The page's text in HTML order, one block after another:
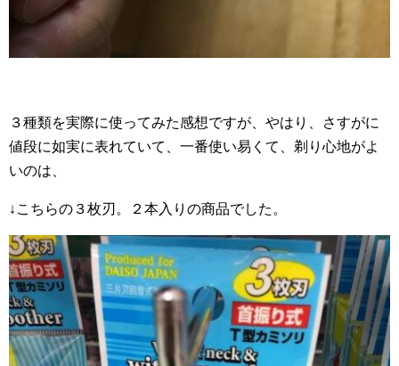
３種類を実際に使ってみた感想ですが、やはり、さすがに
値段に如実に表れていて、一番使い易くて、剃り心地がよ
いのは、
↓こちらの３枚刃。２本入りの商品でした。